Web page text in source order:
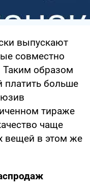
выпускают
совместно
образом
платить больше
тираже
чаще
вещей в этом же